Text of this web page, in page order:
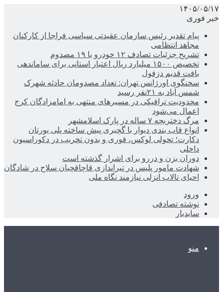
۱۴۰۵/۰۵/۱۷
خبر فوری
پیام تقدیر رئیس سازمان عقیدتی سیاسی فراجا از کارکنان
مجاهد انتظامی
تشریح جزئیات تصادف ۱۲ خودرو با ۱۹ مصدوم
تخصیص ۱۵۰۰ میلیارد ریال اعتبار استانی برای ساماندهی
بافت قدیم دزفول
سخنگوی اورژانس تهران: تعداد مصدومان حادثه شهرک
شمس آباد به ۲۱نفر رسید
محدودیت ترافیکی در مسیرهای منتهی به امامزادگان کرج
اعمال می‌شود
مرگ دختربچه ۷ ساله در پارک اسلامشهر
انواع قاب بندی دیوار با گچبری پیش ساخته پلی یورتان
دکارت؛ تحولی لوکس، فوری و بدون تخریب در دکوراسیون
داخلی
دوران بزن و دررو برای اشرار گذشته است
شهادت مامور پلیس در تیراندازی قاچاقچیان سلاح در شادگان
احیای تالاب انزلی نیازمند نگاه ملی
ورود
نوشته تصادفی
سایدبار
منو